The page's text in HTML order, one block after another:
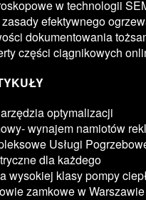
w technologii
efektywnego
dokumentowania
części ciągnikowych
optymalizacji
wynajem namiotów
Usługi
dla każdego
wysokiej klasy pompy
zamkowe w Warszawie